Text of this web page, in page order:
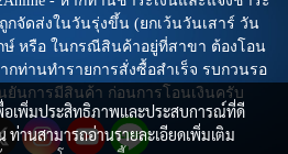
กจัดส่งในวันรุ่งขึ้น (ยกเว้นวันเสาร์ วัน
หรือ ในกรณีสินค้าอยู่ที่สาขา ต้องโอน
กท่านทำรายการสั่งซื้อสำเร็จ รบกวนรอ
ยันการมีสินค้า ก่อนการโอนเงินครับ
อเพิ่มประสิทธิภาพและประสบการณ์ที่ดี
ท่านสามารถอ่านรายละเอียดเพิ่มเติม